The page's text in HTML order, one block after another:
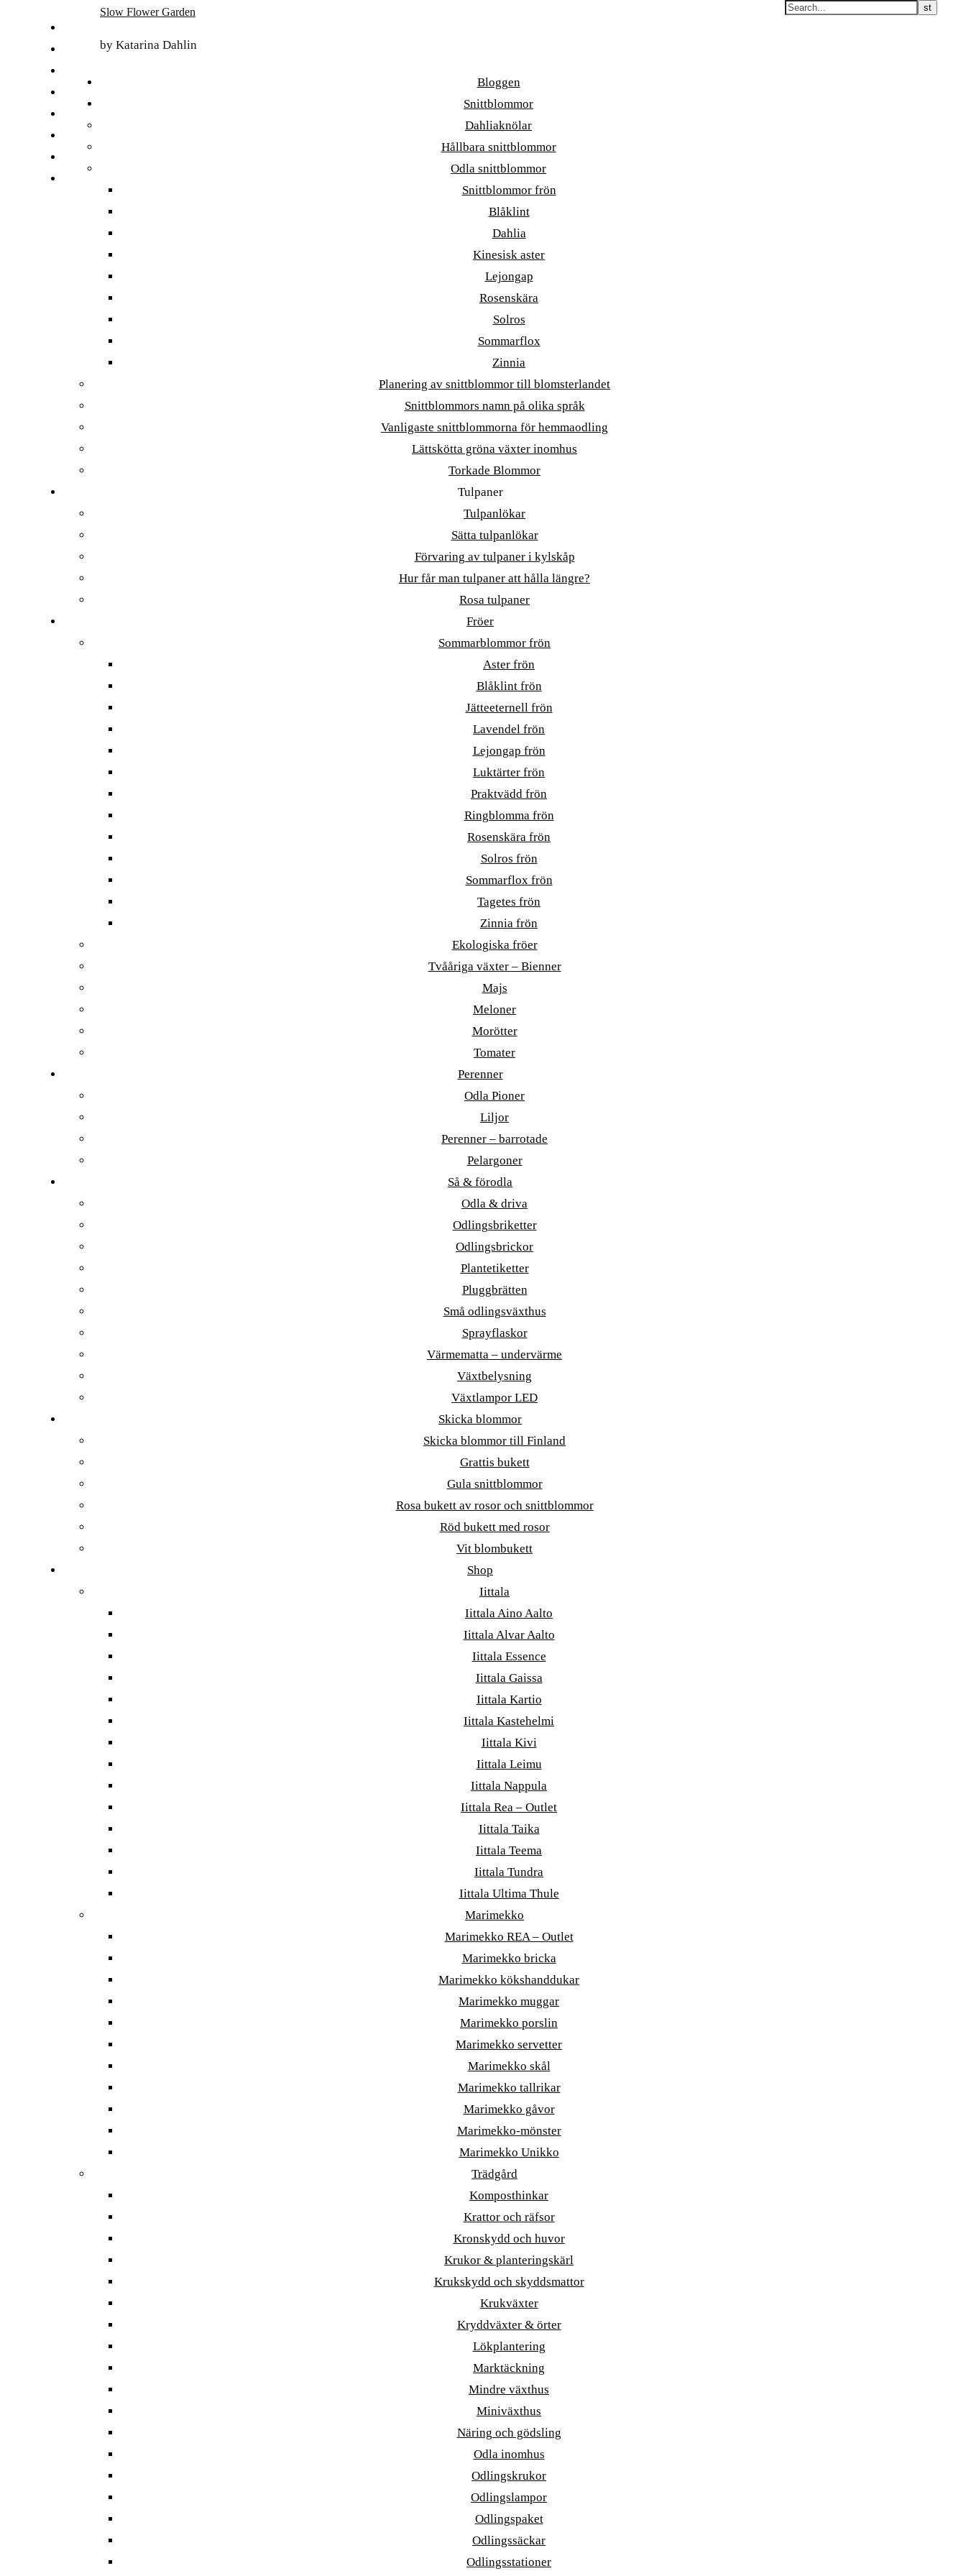
Slow Flower Garden
by Katarina Dahlin
Bloggen
Snittblommor
Dahliaknölar
Hållbara snittblommor
Odla snittblommor
Snittblommor frön
Blåklint
Dahlia
Kinesisk aster
Lejongap
Rosenskära
Solros
Sommarflox
Zinnia
Planering av snittblommor till blomsterlandet
Snittblommors namn på olika språk
Vanligaste snittblommorna för hemmaodling
Lättskötta gröna växter inomhus
Torkade Blommor
Tulpaner
Tulpanlökar
Sätta tulpanlökar
Förvaring av tulpaner i kylskåp
Hur får man tulpaner att hålla längre?
Rosa tulpaner
Fröer
Sommarblommor frön
Aster frön
Blåklint frön
Jätteeternell frön
Lavendel frön
Lejongap frön
Luktärter frön
Praktvädd frön
Ringblomma frön
Rosenskära frön
Solros frön
Sommarflox frön
Tagetes frön
Zinnia frön
Ekologiska fröer
Tvååriga växter – Bienner
Majs
Meloner
Morötter
Tomater
Perenner
Odla Pioner
Liljor
Perenner – barrotade
Pelargoner
Så & förodla
Odla & driva
Odlingsbriketter
Odlingsbrickor
Plantetiketter
Pluggbrätten
Små odlingsväxthus
Sprayflaskor
Värmematta – undervärme
Växtbelysning
Växtlampor LED
Skicka blommor
Skicka blommor till Finland
Grattis bukett
Gula snittblommor
Rosa bukett av rosor och snittblommor
Röd bukett med rosor
Vit blombukett
Shop
Iittala
Iittala Aino Aalto
Iittala Alvar Aalto
Iittala Essence
Iittala Gaissa
Iittala Kartio
Iittala Kastehelmi
Iittala Kivi
Iittala Leimu
Iittala Nappula
Iittala Rea – Outlet
Iittala Taika
Iittala Teema
Iittala Tundra
Iittala Ultima Thule
Marimekko
Marimekko REA – Outlet
Marimekko bricka
Marimekko kökshanddukar
Marimekko muggar
Marimekko porslin
Marimekko servetter
Marimekko skål
Marimekko tallrikar
Marimekko gåvor
Marimekko-mönster
Marimekko Unikko
Trädgård
Komposthinkar
Krattor och räfsor
Kronskydd och huvor
Krukor & planteringskärl
Krukskydd och skyddsmattor
Krukväxter
Kryddväxter & örter
Lökplantering
Marktäckning
Mindre växthus
Miniväxthus
Näring och gödsling
Odla inomhus
Odlingskrukor
Odlingslampor
Odlingspaket
Odlingssäckar
Odlingsstationer